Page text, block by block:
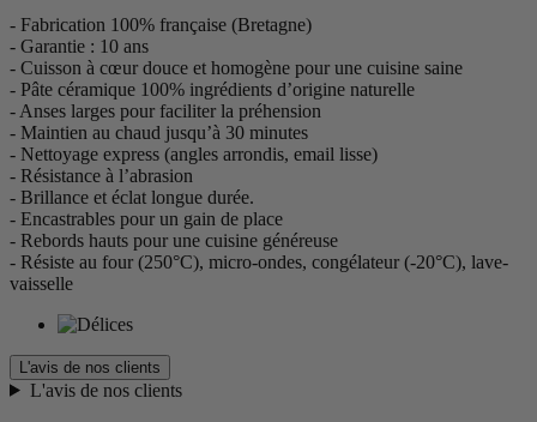
- Fabrication 100% française (Bretagne)
- Garantie : 10 ans
- Cuisson à cœur douce et homogène pour une cuisine saine
- Pâte céramique 100% ingrédients d’origine naturelle
- Anses larges pour faciliter la préhension
- Maintien au chaud jusqu’à 30 minutes
- Nettoyage express (angles arrondis, email lisse)
- Résistance à l’abrasion
- Brillance et éclat longue durée.
- Encastrables pour un gain de place
- Rebords hauts pour une cuisine généreuse
- Résiste au four (250°C), micro-ondes, congélateur (-20°C), lave-
vaisselle
L'avis de nos clients
L'avis de nos clients